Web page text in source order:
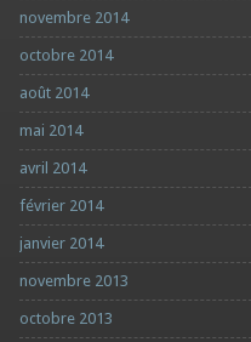
novembre 2014
octobre 2014
août 2014
mai 2014
avril 2014
février 2014
janvier 2014
novembre 2013
octobre 2013